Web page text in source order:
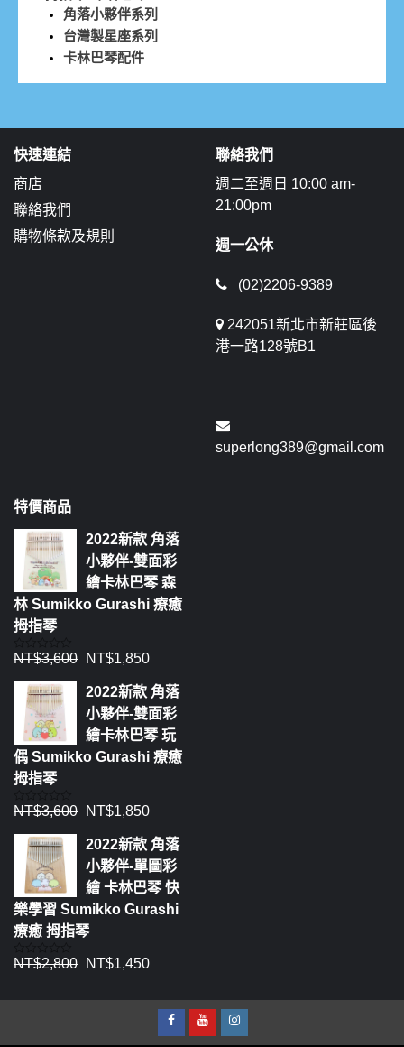
角落小夥伴系列
台灣製星座系列
卡林巴琴配件
快速連結
商店
聯絡我們
購物條款及規則
聯絡我們
週二至週日 10:00 am-
21:00pm
週一公休
(02)2206-9389
242051新北市新莊區後
港一路128號B1
superlong389@gmail.com
特價商品
2022新款 角落
小夥伴-雙面彩
繪卡林巴琴 森
林 Sumikko Gurashi 療癒
拇指琴
評
0
NT$3,600 NT$1,850
2022新款 角落
小夥伴-雙面彩
繪卡林巴琴 玩
偶 Sumikko Gurashi 療癒
拇指琴
評
0
NT$3,600 NT$1,850
2022新款 角落
小夥伴-單圖彩
繪 卡林巴琴 快
樂學習 Sumikko Gurashi
療癒 拇指琴
評
NT$2,800 NT$1,450